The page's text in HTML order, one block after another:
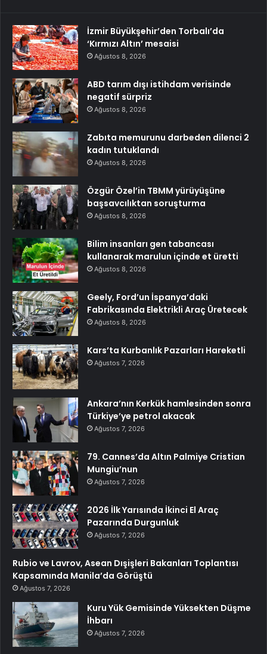
İzmir Büyükşehir’den Torbalı’da
‘Kırmızı Altın’ mesaisi
Ağustos 8, 2026
ABD tarım dışı istihdam verisinde
negatif sürpriz
Ağustos 8, 2026
Zabıta memurunu darbeden dilenci 2
kadın tutuklandı
Ağustos 8, 2026
Özgür Özel’in TBMM yürüyüşüne
başsavcılıktan soruşturma
Ağustos 8, 2026
Bilim insanları gen tabancası
kullanarak marulun içinde et üretti
Ağustos 8, 2026
Geely, Ford’un İspanya’daki
Fabrikasında Elektrikli Araç Üretecek
Ağustos 8, 2026
Kars’ta Kurbanlık Pazarları Hareketli
Ağustos 7, 2026
Ankara’nın Kerkük hamlesinden sonra
Türkiye’ye petrol akacak
Ağustos 7, 2026
79. Cannes’da Altın Palmiye Cristian
Mungiu’nun
Ağustos 7, 2026
2026 İlk Yarısında İkinci El Araç
Pazarında Durgunluk
Ağustos 7, 2026
Rubio ve Lavrov, Asean Dışişleri Bakanları Toplantısı
Kapsamında Manila’da Görüştü
Ağustos 7, 2026
Kuru Yük Gemisinde Yüksekten Düşme
İhbarı
Ağustos 7, 2026